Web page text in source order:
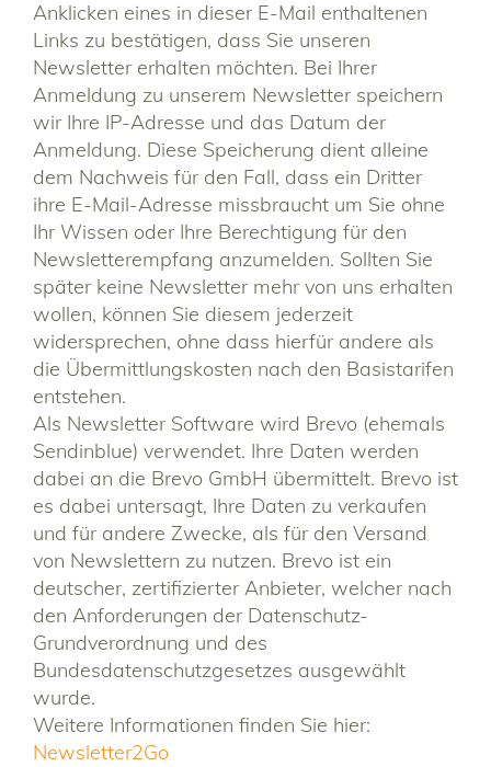
Anklicken eines in dieser E-Mail enthaltenen
Links zu bestätigen, dass Sie unseren
Newsletter erhalten möchten. Bei Ihrer
Anmeldung zu unserem Newsletter speichern
wir Ihre IP-Adresse und das Datum der
Anmeldung. Diese Speicherung dient alleine
dem Nachweis für den Fall, dass ein Dritter
ihre E-Mail-Adresse missbraucht um Sie ohne
Ihr Wissen oder Ihre Berechtigung für den
Newsletterempfang anzumelden. Sollten Sie
später keine Newsletter mehr von uns erhalten
wollen, können Sie diesem jederzeit
widersprechen, ohne dass hierfür andere als
die Übermittlungskosten nach den Basistarifen
entstehen.
Als Newsletter Software wird Brevo (ehemals
Sendinblue) verwendet. Ihre Daten werden
dabei an die Brevo GmbH übermittelt. Brevo ist
es dabei untersagt, Ihre Daten zu verkaufen
und für andere Zwecke, als für den Versand
von Newslettern zu nutzen. Brevo ist ein
deutscher, zertifizierter Anbieter, welcher nach
den Anforderungen der Datenschutz-
Grundverordnung und des
Bundesdatenschutzgesetzes ausgewählt
wurde.
Weitere Informationen finden Sie hier:
Newsletter2Go